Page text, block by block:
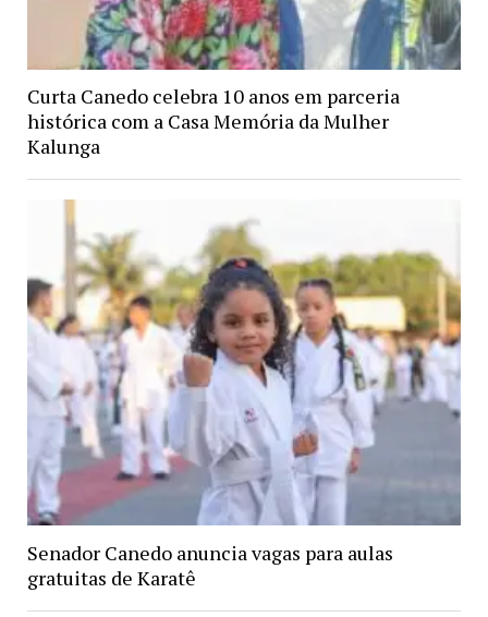
Curta Canedo celebra 10 anos em parceria
histórica com a Casa Memória da Mulher
Kalunga
Senador Canedo anuncia vagas para aulas
gratuitas de Karatê